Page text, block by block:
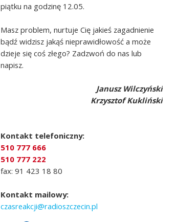
piątku na godzinę 12.05.
Masz problem, nurtuje Cię jakieś zagadnienie
bądź widzisz jakąś nieprawidłowość a może
dzieje się coś złego? Zadzwoń do nas lub
napisz.
Janusz Wilczyński
Krzysztof Kukliński
Kontakt telefoniczny:
510 777 666
510 777 222
fax: 91 423 18 80
Kontakt mailowy:
czasreakcji@radioszczecin.pl